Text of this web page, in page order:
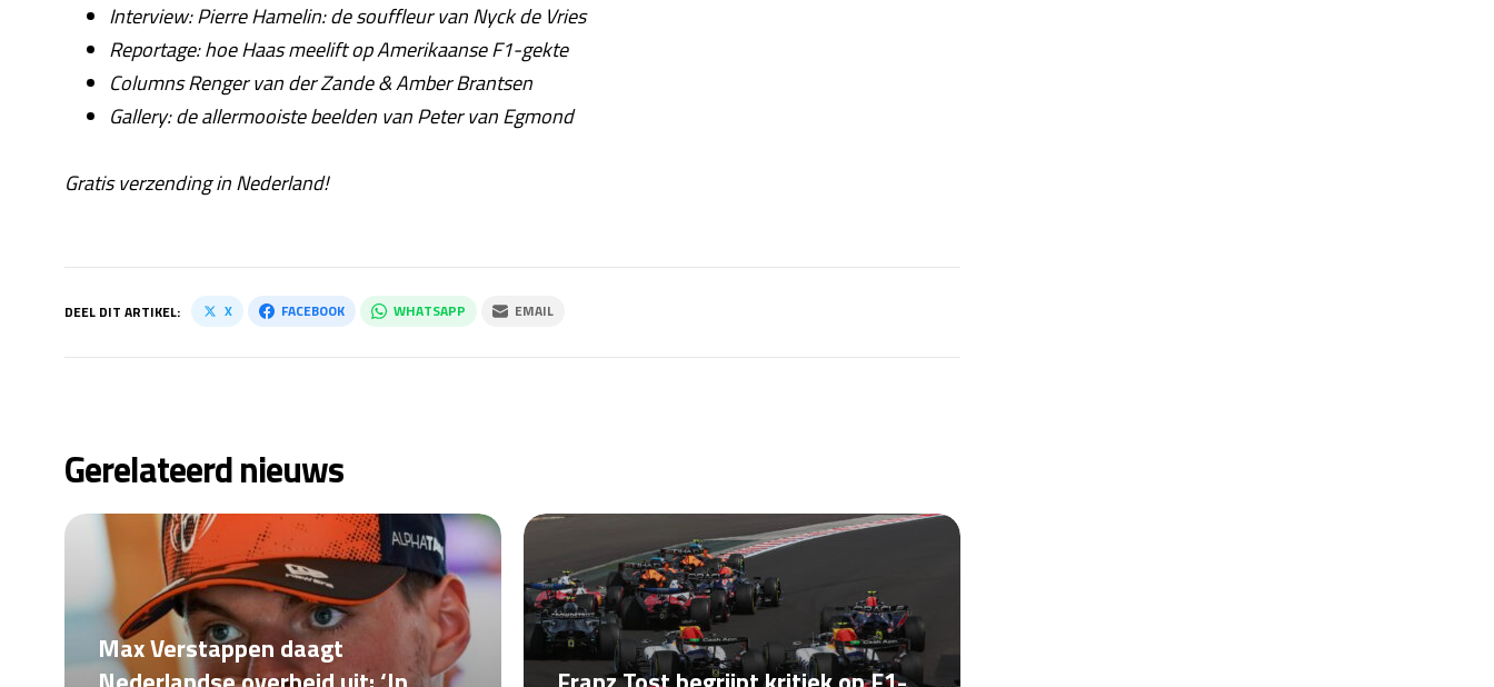
Interview: Pierre Hamelin: de souffleur van Nyck de Vries
Reportage: hoe Haas meelift op Amerikaanse F1-gekte
Columns Renger van der Zande & Amber Brantsen
Gallery: de allermooiste beelden van Peter van Egmond
Gratis verzending in Nederland!
DEEL DIT ARTIKEL: X FACEBOOK WHATSAPP EMAIL
Gerelateerd nieuws
Max Verstappen daagt